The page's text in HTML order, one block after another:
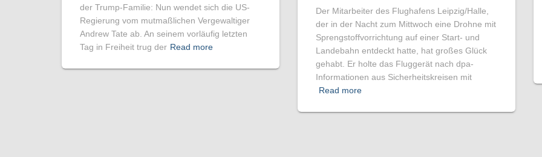
der Trump-Familie: Nun wendet sich die US-
Regierung vom mutmaßlichen Vergewaltiger
Andrew Tate ab. An seinem vorläufig letzten
Tag in Freiheit trug der Read more
Der Mitarbeiter des Flughafens Leipzig/Halle,
der in der Nacht zum Mittwoch eine Drohne mit
Sprengstoffvorrichtung auf einer Start- und
Landebahn entdeckt hatte, hat großes Glück
gehabt. Er holte das Fluggerät nach dpa-
Informationen aus Sicherheitskreisen mit
Read more